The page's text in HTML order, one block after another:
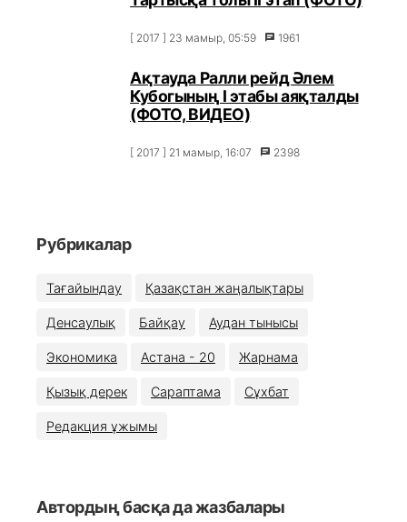
[ 2017 ] 23 мамыр, 05:59 1961
Ақтауда Ралли рейд Әлем
Кубогының I этабы аяқталды
(ФОТО, ВИДЕО)
[ 2017 ] 21 мамыр, 16:07 2398
Рубрикалар
Тағайындау Қазақстан жаңалықтары
Денсаулық Байқау Аудан тынысы
Экономика Астана - 20 Жарнама
Қызық дерек Сараптама Сұхбат
Редакция ұжымы
Автордың басқа да жазбалары